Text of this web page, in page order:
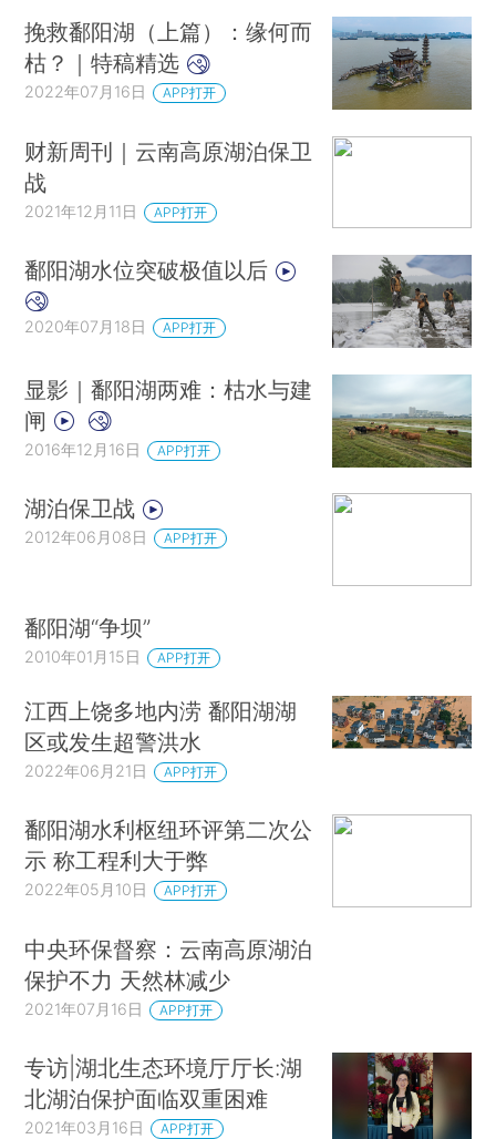
挽救鄱阳湖（上篇）：缘何而
枯？｜特稿精选
2022年07月16日 APP打开
财新周刊｜云南高原湖泊保卫
战
2021年12月11日 APP打开
鄱阳湖水位突破极值以后
2020年07月18日 APP打开
显影｜鄱阳湖两难：枯水与建
闸
2016年12月16日 APP打开
湖泊保卫战
2012年06月08日 APP打开
鄱阳湖“争坝”
2010年01月15日 APP打开
江西上饶多地内涝 鄱阳湖湖
区或发生超警洪水
2022年06月21日 APP打开
鄱阳湖水利枢纽环评第二次公
示 称工程利大于弊
2022年05月10日 APP打开
中央环保督察：云南高原湖泊
保护不力 天然林减少
2021年07月16日 APP打开
专访|湖北生态环境厅厅长:湖
北湖泊保护面临双重困难
2021年03月16日 APP打开